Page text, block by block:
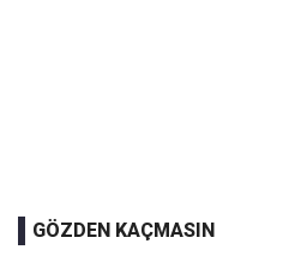
GÖZDEN KAÇMASIN